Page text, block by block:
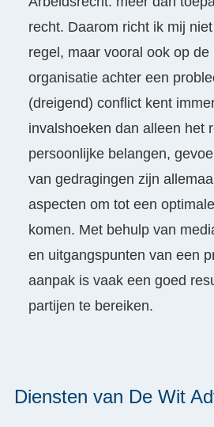
recht. Daarom richt ik mij
regel, maar vooral ook op de
organisatie achter een
(dreigend) conflict kent
invalshoeken dan alleen het
persoonlijke belangen,
van gedragingen zijn
aspecten om tot een
komen. Met behulp van
en uitgangspunten van een
aanpak is vaak een goed
partijen te bereiken.
Diensten van De Wit